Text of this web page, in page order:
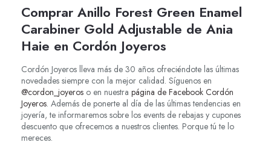
Comprar Anillo Forest Green Enamel
Carabiner Gold Adjustable de Ania
Haie en Cordón Joyeros
Cordón Joyeros lleva más de 30 años ofreciéndote las últimas
novedades siempre con la mejor calidad. Síguenos en
@cordon_joyeros o en nuestra página de Facebook Cordón
Joyeros. Además de ponerte al día de las últimas tendencias en
joyería, te informaremos sobre los events de rebajas y cupones
descuento que ofrecemos a nuestros clientes. Porque tú te lo
mereces.